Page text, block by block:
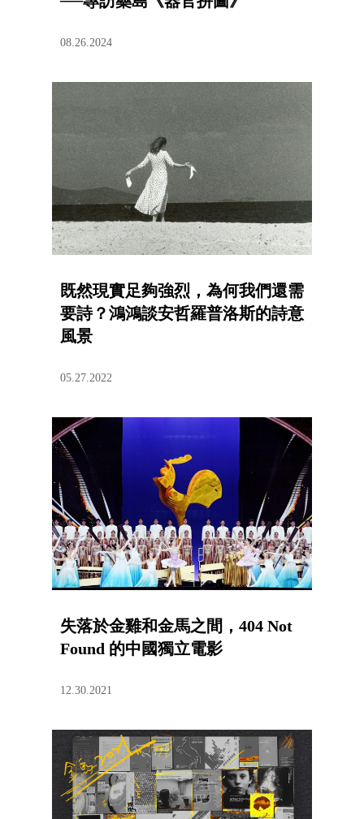
08.26.2024
既然現實足夠強烈，為何我們還需
要詩？鴻鴻談安哲羅普洛斯的詩意
風景
05.27.2022
失落於金雞和金馬之間，404 Not
Found 的中國獨立電影
12.30.2021